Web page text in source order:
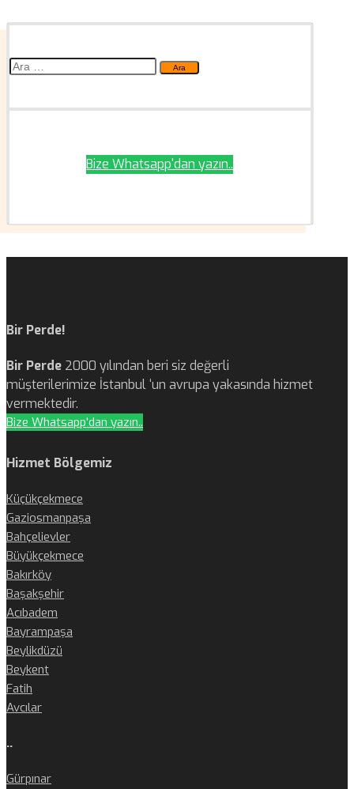
Arama:
Bize Whatsapp'dan yazın..
Bir Perde!
Bir Perde 2000 yılından beri siz değerli
müşterilerimize İstanbul ‘un avrupa yakasında hizmet
vermektedir.
Bize Whatsapp'dan yazın..
Hizmet Bölgemiz
Küçükçekmece
Gaziosmanpaşa
Bahçelievler
Büyükçekmece
Bakırköy
Başakşehir
Acıbadem
Bayrampaşa
Beylikdüzü
Beykent
Fatih
Avcılar
..
Gürpınar